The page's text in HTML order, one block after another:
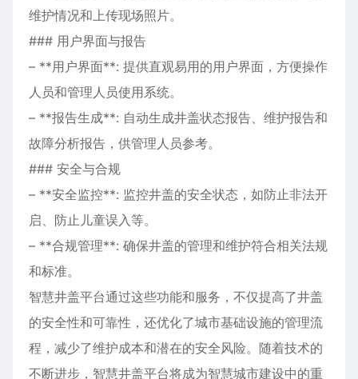
维护情况和上传现场照片。
### 用户界面与报告
– **用户界面**: 提供直观易用的用户界面，方便操作
人员和管理人员使用系统。
– **报告生成**: 自动生成井盖状态报告、维护报告和
故障分析报告，供管理人员参考。
### 安全与合规
– **安全监控**: 监控井盖的安全状态，如防止非法开
启、防止儿童误入等。
– **合规管理**: 确保井盖的管理和维护符合相关法规
和标准。
智慧井盖平台通过这些功能和服务，不仅提高了井盖
的安全性和可靠性，还优化了城市基础设施的管理流
程，减少了维护成本和潜在的安全风险。随着技术的
不断进步，智慧井盖平台将成为智慧城市建设中的重